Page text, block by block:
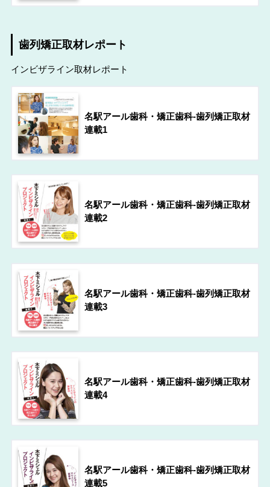
歯列矯正取材レポート
インビザライン取材レポート
名駅アール歯科・矯正歯科-歯列矯正取材
連載1
名駅アール歯科・矯正歯科-歯列矯正取材
連載2
名駅アール歯科・矯正歯科-歯列矯正取材
連載3
名駅アール歯科・矯正歯科-歯列矯正取材
連載4
名駅アール歯科・矯正歯科-歯列矯正取材
連載5